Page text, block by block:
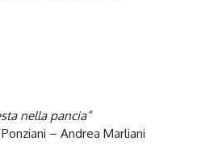
nella pancia”
– Andrea Marliani